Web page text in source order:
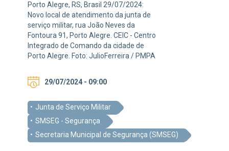
Porto Alegre, RS, Brasil 29/07/2024:
Novo local de atendimento da junta de
serviço militar, rua João Neves da
Fontoura 91, Porto Alegre. CEIC - Centro
Integrado de Comando da cidade de
Porto Alegre. Foto: JulioFerreira / PMPA
29/07/2024 - 09:00
Junta de Serviço Militar
SMSEG - Segurança
Secretaria Municipal de Segurança (SMSEG)